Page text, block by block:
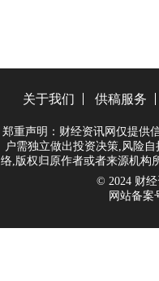
关于我们 供稿服务
郑重声明：财经资讯网仅提供
户需独立做出投资决策,风险
络,版权归原作者或者来源机构
© 2024 财经
网站备案